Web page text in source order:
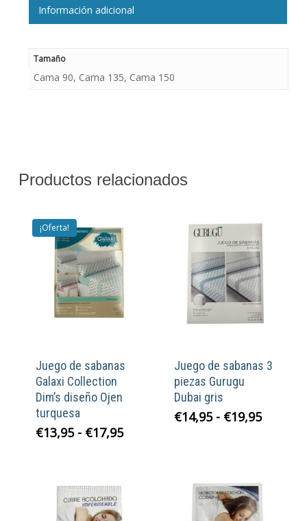
Información adicional
Tamaño
Cama 90, Cama 135, Cama 150
Productos relacionados
¡Oferta!
Juego de sabanas
Galaxi Collection
Dim’s diseño Ojen
turquesa
€13,95 - €17,95Rango
Juego de sabanas 3
piezas Gurugu
Dubai gris
€14,95 - €19,95Rango